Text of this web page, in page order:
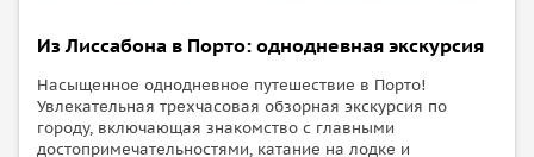
Из Лиссабона в Порто: однодневная экскурсия
Насыщенное однодневное путешествие в Порто!
Увлекательная трехчасовая обзорная экскурсия по
городу, включающая знакомство с главными
достопримечательностями, катание на лодке и